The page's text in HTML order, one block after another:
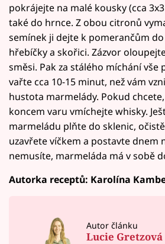
pokrájejte na malé kousky (cca
také do hrnce. Z obou citronů
semínek ji dejte k pomerančům
hřebíčky a skořici. Zázvor
směsi. Pak za stálého míchání vše
vařte cca 10-15 minut, než vám
hustota marmelády. Pokud
koncem varu vmíchejte whisky.
marmeládu plňte do sklenic,
uzavřete víčkem a postavte dnem
nemusíte, marmeláda má v sobě
Autorka receptů: Karolína
Autor článku
Lucie Gretzová